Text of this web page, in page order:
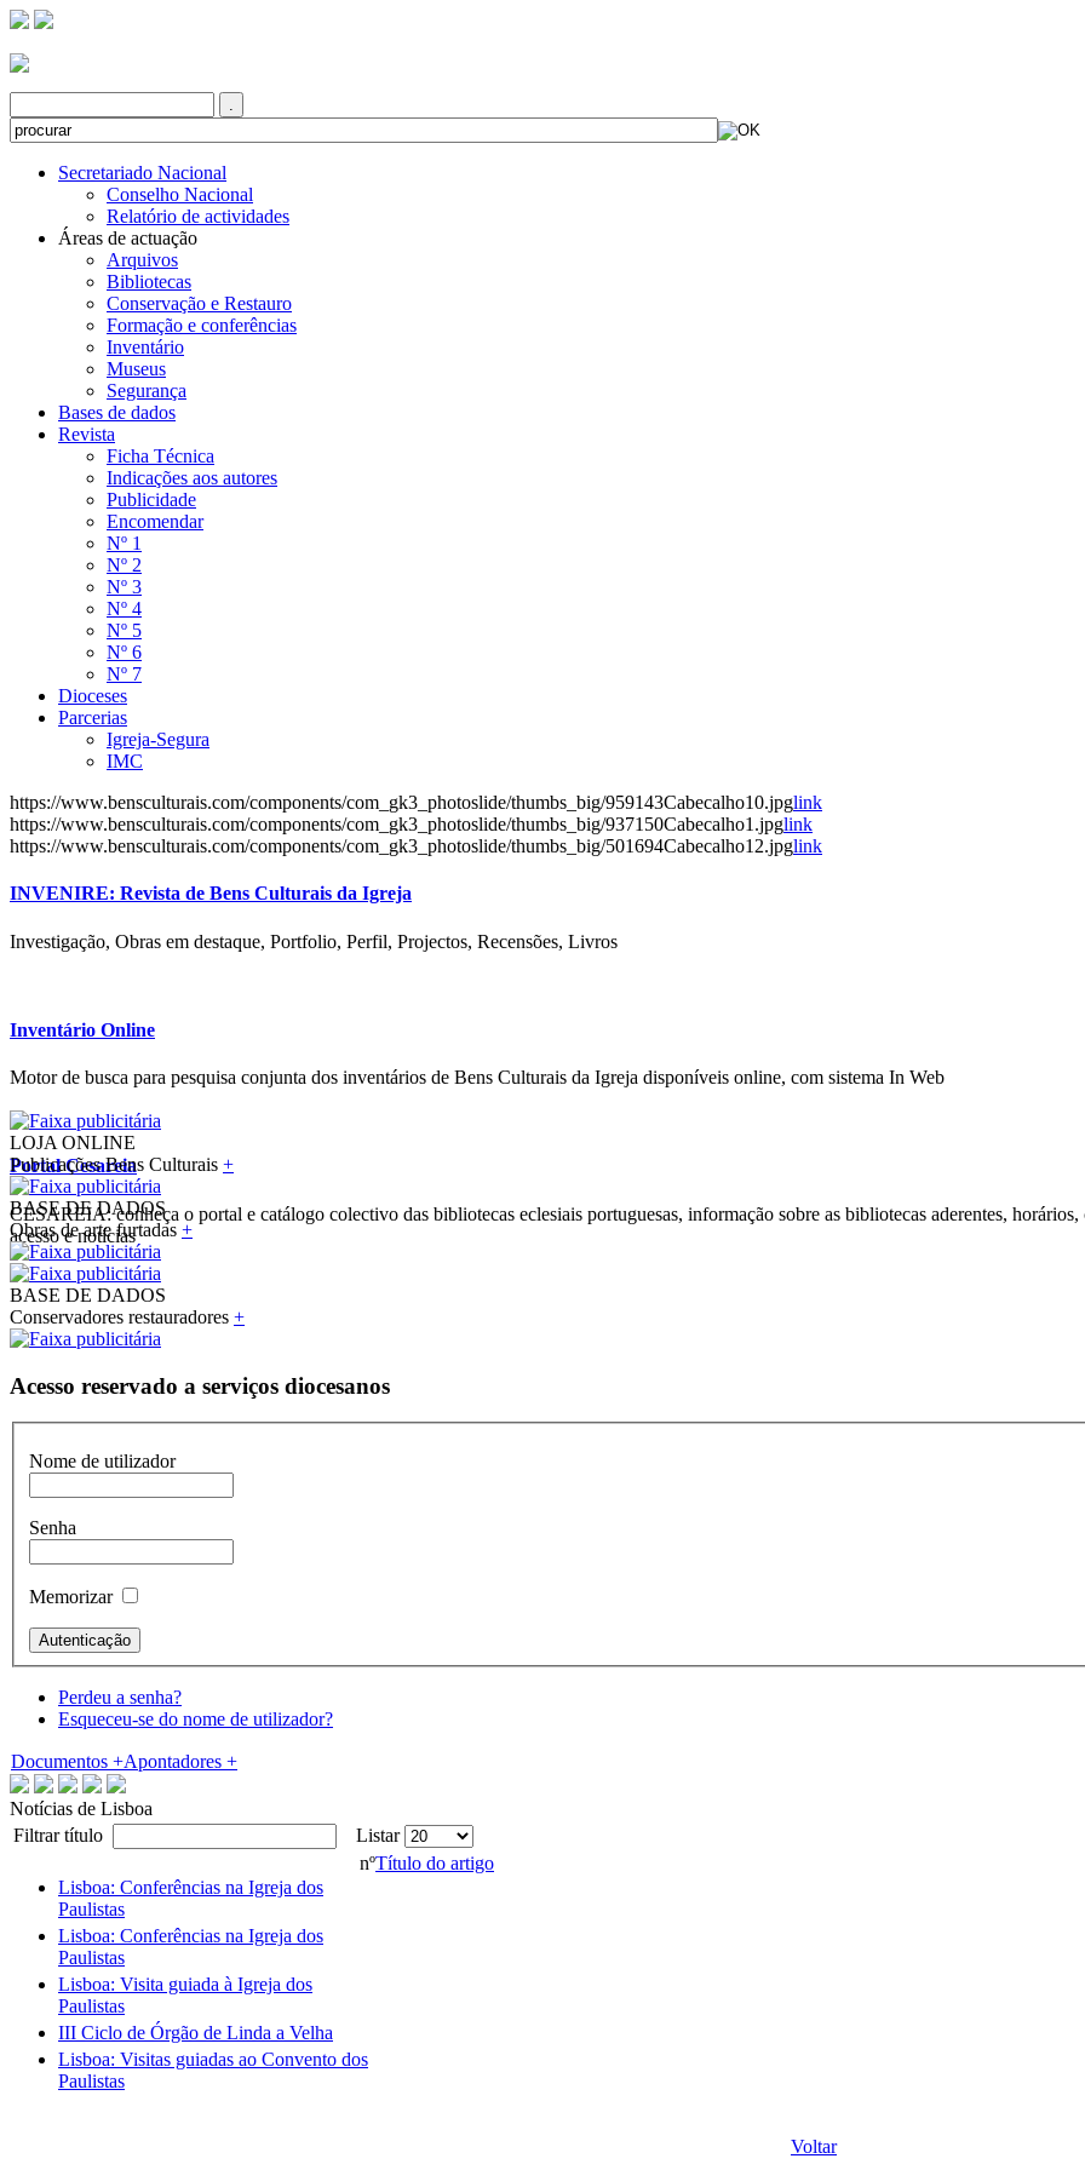
Secretariado Nacional
Conselho Nacional
Relatório de actividades
Áreas de actuação
Arquivos
Bibliotecas
Conservação e Restauro
Formação e conferências
Inventário
Museus
Segurança
Bases de dados
Revista
Ficha Técnica
Indicações aos autores
Publicidade
Encomendar
Nº 1
Nº 2
Nº 3
Nº 4
Nº 5
Nº 6
Nº 7
Dioceses
Parcerias
Igreja-Segura
IMC
https://www.bensculturais.com/components/com_gk3_photoslide/thumbs_big/959143Cabecalho10.jpglink
https://www.bensculturais.com/components/com_gk3_photoslide/thumbs_big/937150Cabecalho1.jpglink
https://www.bensculturais.com/components/com_gk3_photoslide/thumbs_big/501694Cabecalho12.jpglink
INVENIRE: Revista de Bens Culturais da Igreja
Investigação, Obras em destaque, Portfolio, Perfil, Projectos, Recensões, Livros
Inventário Online
Motor de busca para pesquisa conjunta dos inventários de Bens Culturais da Igreja disponíveis online, com sistema In Web
Portal Cesareia
CESAREIA: conheça o portal e catálogo colectivo das bibliotecas eclesiais portuguesas, informação sobre as bibliotecas aderentes, horários,
acesso e notícias
LOJA ONLINE
Publicações Bens Culturais +
BASE DE DADOS
Obras de arte furtadas +
BASE DE DADOS
Conservadores restauradores +
Acesso reservado a serviços diocesanos
Nome de utilizador
Senha
Memorizar
Perdeu a senha?
Esqueceu-se do nome de utilizador?
Documentos +Apontadores +
Notícias de Lisboa
Filtrar título
Listar
nºTítulo do artigo
Lisboa: Conferências na Igreja dos
Paulistas
Lisboa: Conferências na Igreja dos
Paulistas
Lisboa: Visita guiada à Igreja dos
Paulistas
III Ciclo de Órgão de Linda a Velha
Lisboa: Visitas guiadas ao Convento dos
Paulistas
Voltar